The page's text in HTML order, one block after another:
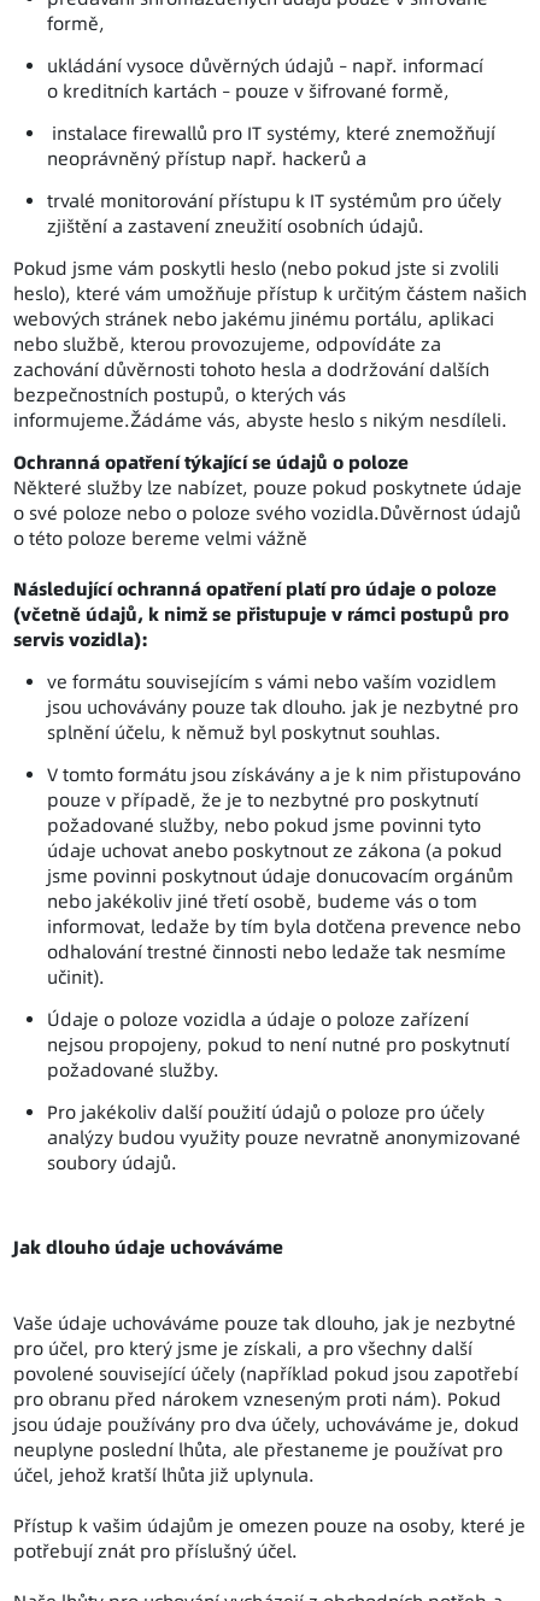
formě,
ukládání vysoce důvěrných údajů – např. informací
o kreditních kartách – pouze v šifrované formě,
instalace firewallů pro IT systémy, které znemožňují
neoprávněný přístup např. hackerů a
trvalé monitorování přístupu k IT systémům pro účely
zjištění a zastavení zneužití osobních údajů.
Pokud jsme vám poskytli heslo (nebo pokud jste si zvolili
heslo), které vám umožňuje přístup k určitým částem našich
webových stránek nebo jakému jinému portálu, aplikaci
nebo službě, kterou provozujeme, odpovídáte za
zachování důvěrnosti tohoto hesla a dodržování dalších
bezpečnostních postupů, o kterých vás
informujeme.Žádáme vás, abyste heslo s nikým nesdíleli.
Ochranná opatření týkající se údajů o poloze
Některé služby lze nabízet, pouze pokud poskytnete údaje
o své poloze nebo o poloze svého vozidla.Důvěrnost údajů
o této poloze bereme velmi vážně
Následující ochranná opatření platí pro údaje o poloze
(včetně údajů, k nimž se přistupuje v rámci postupů pro
servis vozidla):
ve formátu souvisejícím s vámi nebo vaším vozidlem
jsou uchovávány pouze tak dlouho. jak je nezbytné pro
splnění účelu, k němuž byl poskytnut souhlas.
V tomto formátu jsou získávány a je k nim přistupováno
pouze v případě, že je to nezbytné pro poskytnutí
požadované služby, nebo pokud jsme povinni tyto
údaje uchovat anebo poskytnout ze zákona (a pokud
jsme povinni poskytnout údaje donucovacím orgánům
nebo jakékoliv jiné třetí osobě, budeme vás o tom
informovat, ledaže by tím byla dotčena prevence nebo
odhalování trestné činnosti nebo ledaže tak nesmíme
učinit).
Údaje o poloze vozidla a údaje o poloze zařízení
nejsou propojeny, pokud to není nutné pro poskytnutí
požadované služby.
Pro jakékoliv další použití údajů o poloze pro účely
analýzy budou využity pouze nevratně anonymizované
soubory údajů.
Jak dlouho údaje uchováváme
Vaše údaje uchováváme pouze tak dlouho, jak je nezbytné
pro účel, pro který jsme je získali, a pro všechny další
povolené související účely (například pokud jsou zapotřebí
pro obranu před nárokem vzneseným proti nám). Pokud
jsou údaje používány pro dva účely, uchováváme je, dokud
neuplyne poslední lhůta, ale přestaneme je používat pro
účel, jehož kratší lhůta již uplynula.
Přístup k vašim údajům je omezen pouze na osoby, které je
potřebují znát pro příslušný účel.